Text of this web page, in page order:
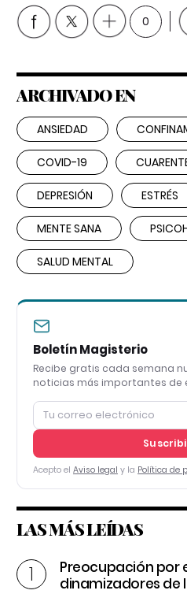
0
ARCHIVADO EN
ANSIEDAD
COVID-19
DEPRESIÓN ESTRÉS
MENTE SANA
SALUD MENTAL
Boletín Magisterio
Recibe gratis cada semana
noticias más importantes de
Acepto el Aviso legal y la Política de
LAS MÁS LEÍDAS
Preocupación por
dinamizadores de